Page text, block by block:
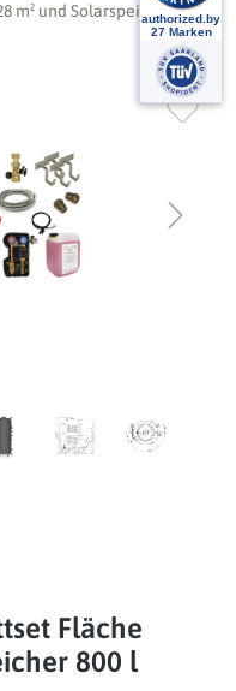
m² und Solarspeicher 800 l
Fläche
800 l